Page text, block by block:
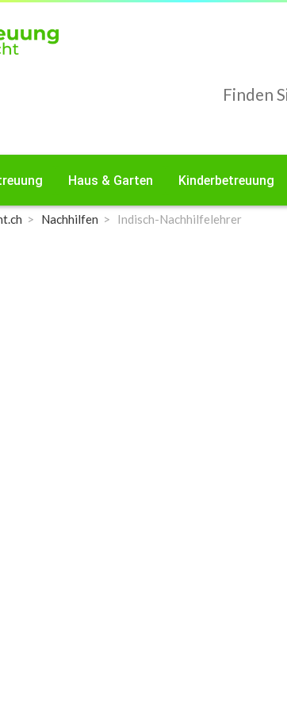
Finden
Haus & Garten Kinderbetreuung
Nachhilfen Indisch-Nachhilfelehrer